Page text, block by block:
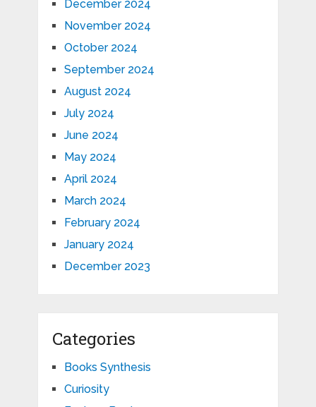
December 2024
November 2024
October 2024
September 2024
August 2024
July 2024
June 2024
May 2024
April 2024
March 2024
February 2024
January 2024
December 2023
Categories
Books Synthesis
Curiosity